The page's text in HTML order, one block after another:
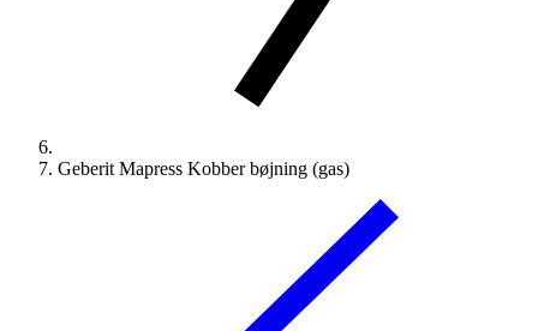
Geberit Mapress Kobber bøjning (gas)